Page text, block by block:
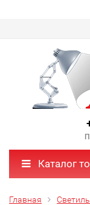
Каталог
Главная